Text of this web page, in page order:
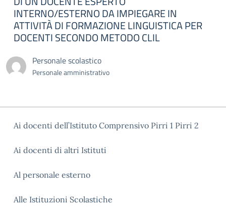
INTERNO/ESTERNO DA IMPIEGARE IN
ATTIVITÀ DI FORMAZIONE LINGUISTICA PER
DOCENTI SECONDO METODO CLIL
Personale scolastico
Personale amministrativo
Ai docenti dell’Istituto Comprensivo Pirri 1 Pirri 2
Ai docenti di altri Istituti
Al personale esterno
Alle Istituzioni Scolastiche